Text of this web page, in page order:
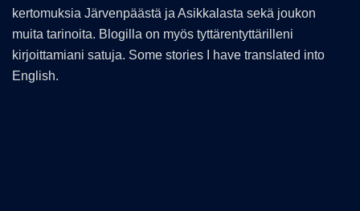
kertomuksia Järvenpäästä ja Asikkalasta sekä joukon
muita tarinoita. Blogilla on myös tyttärentyttärilleni
kirjoittamiani satuja. Some stories I have translated into
English.